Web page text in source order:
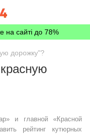
на сайті до 78%
дорожку"?
и главной «Красной
рейтинг кутюрных